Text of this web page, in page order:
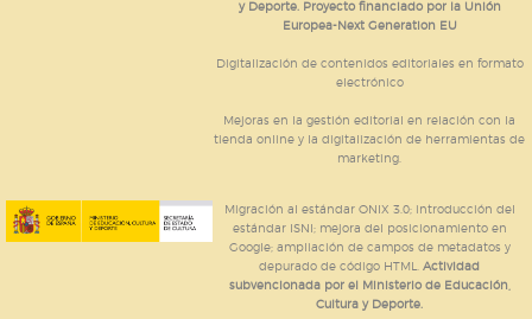
y Deporte. Proyecto financiado por la Unión
Europea-Next Generation EU
Digitalización de contenidos editoriales en formato
electrónico
Mejoras en la gestión editorial en relación con la
tienda online y la digitalización de herramientas de
marketing.
Migración al estándar ONIX 3.0; introducción del
estándar ISNI; mejora del posicionamiento en
Google; ampliación de campos de metadatos y
depurado de código HTML.Actividad
subvencionada por el Ministerio de Educación,
Cultura y Deporte.